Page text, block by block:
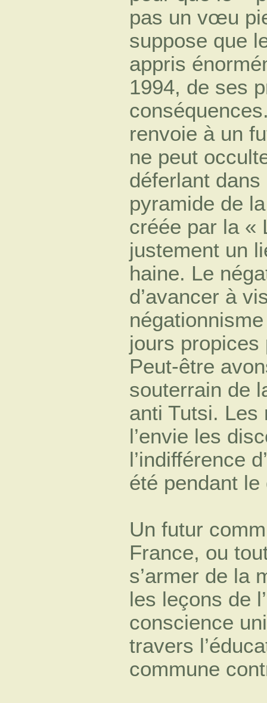
pas un vœu
suppose que
appris
1994, de ses
renvoie à un
ne peut
déferlant
pyramide de
créée par la «
justement un
haine. Le
d’avancer à
jours propices
Peut-être
souterrain de
anti Tutsi. Les
l’envie les
l’indifférence
été pendant le
Un futur
France, ou
s’armer de la
les leçons de
conscience
travers
commune